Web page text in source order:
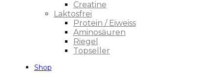
Creatine
Laktosfrei
Protein / Eiweiss
Aminosäuren
Riegel
Topseller
Shop